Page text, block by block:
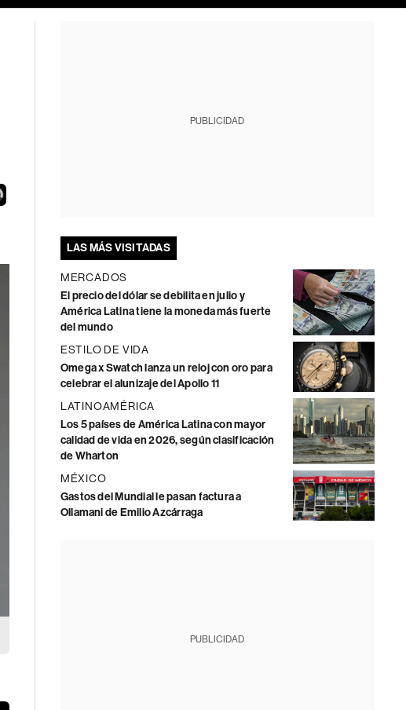
PUBLICIDAD
LAS MÁS VISITADAS
MERCADOS
El precio del dólar se debilita en julio y
América Latina tiene la moneda más fuerte
del mundo
ESTILO DE VIDA
Omega x Swatch lanza un reloj con oro para
celebrar el alunizaje del Apollo 11
LATINOAMÉRICA
Los 5 países de América Latina con mayor
calidad de vida en 2026, según clasificación
de Wharton
MÉXICO
Gastos del Mundial le pasan factura a
Ollamani de Emilio Azcárraga
PUBLICIDAD